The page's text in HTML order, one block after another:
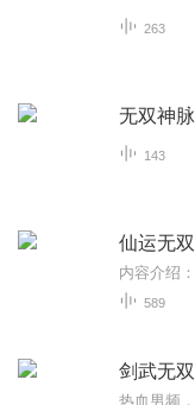
263
无双神脉
143
仙运无双
589
剑武无双